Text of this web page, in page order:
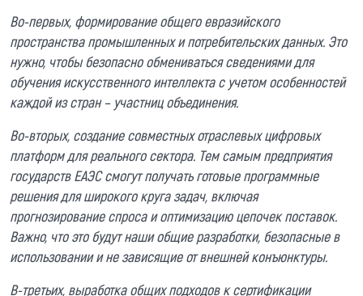
Во-первых, формирование общего евразийского
пространства промышленных и потребительских данных. Это
нужно, чтобы безопасно обмениваться сведениями для
обучения искусственного интеллекта с учетом особенностей
каждой из стран – участниц объединения.
Во-вторых, создание совместных отраслевых цифровых
платформ для реального сектора. Тем самым предприятия
государств ЕАЭС смогут получать готовые программные
решения для широкого круга задач, включая
прогнозирование спроса и оптимизацию цепочек поставок.
Важно, что это будут наши общие разработки, безопасные в
использовании и не зависящие от внешней конъюнктуры.
В-третьих, выработка общих подходов к сертификации